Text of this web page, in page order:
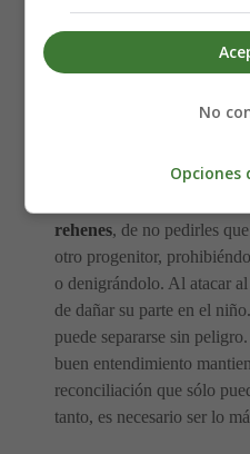
no las actividades
ompartida o no, mantener
Porquelos niños también
. Así que
rehenes, de no pedirles
otro progenitor,
o denigrándolo. Al atacar
de dañar su parte en el
puede separarse sin
buen entendimiento
reconciliación que sólo
tanto, es necesario ser lo
No
Opciones